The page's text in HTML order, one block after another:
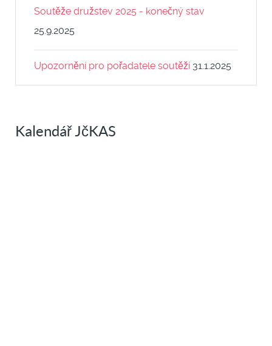
Soutěže družstev 2025 - konečný stav
25.9.2025
Upozornění pro pořadatele soutěží 31.1.2025
Kalendář JčKAS